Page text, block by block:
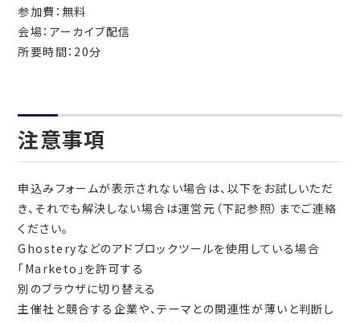
参加費：無料
会場：アーカイブ配信
所要時間：20分
注意事項
申込みフォームが表示されない場合は、以下をお試しいただ
き、それでも解決しない場合は運営元（下記参照）までご連絡
ください。
Ghosteryなどのアドブロックツールを使用している場合
「Marketo」を許可する
別のブラウザに切り替える
主催社と競合する企業や、テーマとの関連性が薄いと判断し